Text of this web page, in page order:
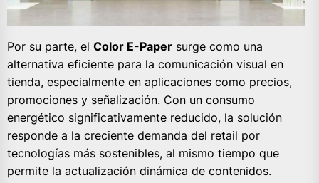
Por su parte, el Color E-Paper surge como una
alternativa eficiente para la comunicación visual en
tienda, especialmente en aplicaciones como precios,
promociones y señalización. Con un consumo
energético significativamente reducido, la solución
responde a la creciente demanda del retail por
tecnologías más sostenibles, al mismo tiempo que
permite la actualización dinámica de contenidos.